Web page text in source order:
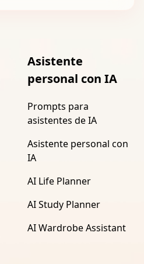
Asistente
personal con IA
Prompts para
asistentes de IA
Asistente personal con
IA
AI Life Planner
AI Study Planner
AI Wardrobe Assistant